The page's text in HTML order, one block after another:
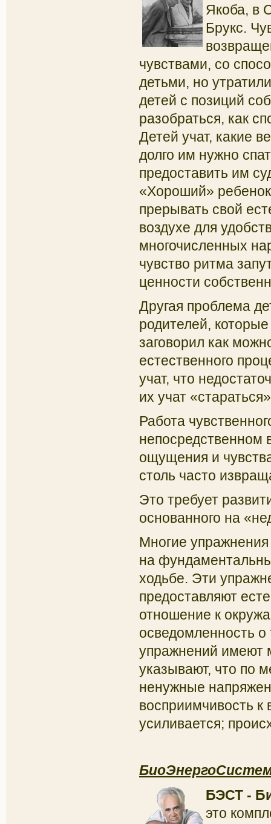
Якоба, в
Брукс.
чувствами, со
детьми, но
детей с позиций
разобраться, как
Детей учат, какие
долго им нужно
предоставить им
«Хороший» ребенок
прерывать свой
воздухе для
многочисленных
чувство ритма
ценности
Другая проблема
родителей,
заговорил как
естественного
учат, что
их учат
Работа
непосредственном
ощущения и
столь часто
Это требует
основанного на
Многие
на
ходьбе. Эти
предоставляют
отношение к
осведомленность
упражнений имеют
указывают, что по
ненужные
восприимчивость
усиливается;
БЭСТ -
это